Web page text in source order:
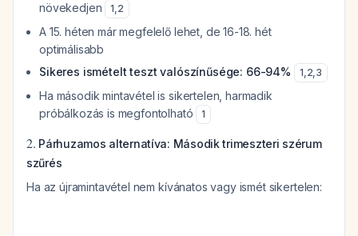
növekedjen
1,2
A 15. héten már megfelelő lehet, de 16-18. hét
optimálisabb
Sikeres ismételt teszt valószínűsége: 66-94%
1,2,3
Ha második mintavétel is sikertelen, harmadik
próbálkozás is megfontolható
1
2. Párhuzamos alternatíva: Második trimeszteri szérum
szűrés
Ha az újramintavétel nem kívánatos vagy ismét sikertelen: